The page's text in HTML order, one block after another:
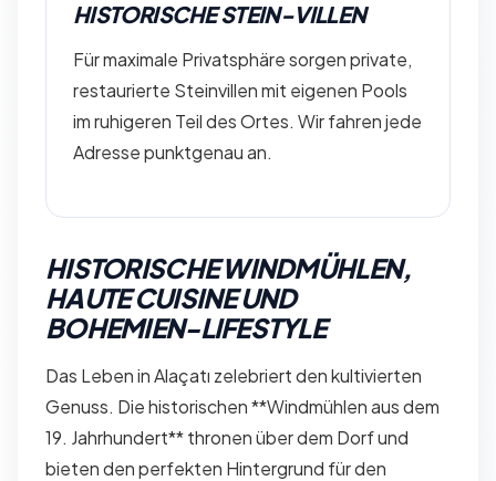
HISTORISCHE STEIN-VILLEN
Für maximale Privatsphäre sorgen private,
restaurierte Steinvillen mit eigenen Pools
im ruhigeren Teil des Ortes. Wir fahren jede
Adresse punktgenau an.
HISTORISCHE WINDMÜHLEN,
HAUTE CUISINE UND
BOHEMIEN-LIFESTYLE
Das Leben in Alaçatı zelebriert den kultivierten
Genuss. Die historischen **Windmühlen aus dem
19. Jahrhundert** thronen über dem Dorf und
bieten den perfekten Hintergrund für den